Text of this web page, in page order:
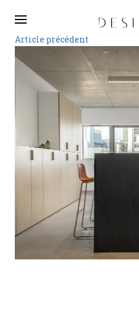
Article précédent